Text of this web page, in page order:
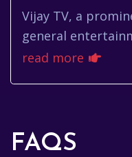
Vijay TV, a
general
a staple in South
read more
FAQS